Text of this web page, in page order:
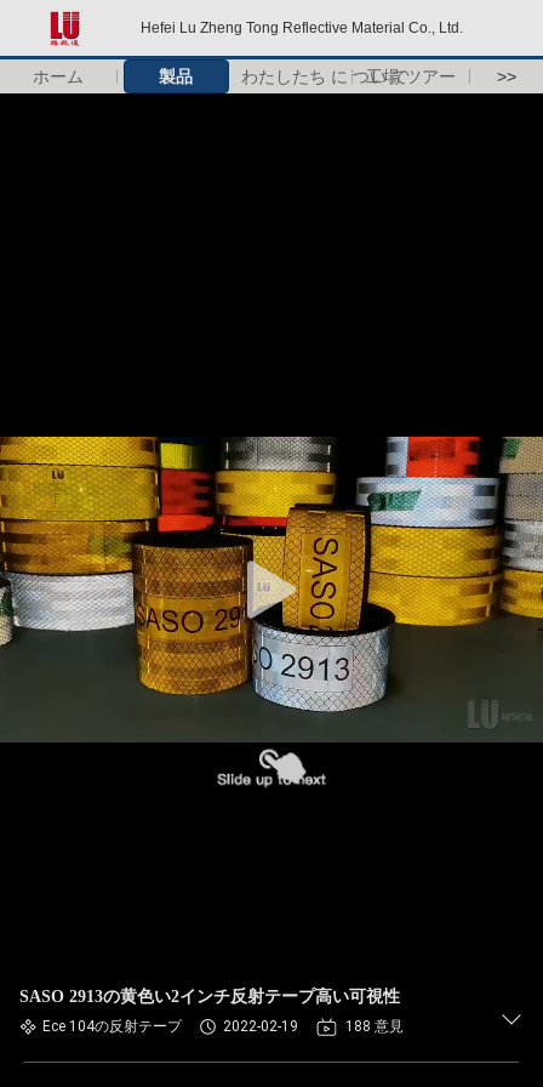
Hefei Lu Zheng Tong Reflective Material Co., Ltd.
ホーム 製品 わたしたち に つい て工場 ツアー >>
SASO 2913の黄色い2インチ反射テープ高い可視性
Ece 104の反射テープ 2022-02-19 188 意見